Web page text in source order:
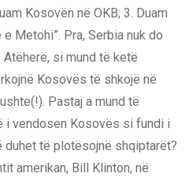
Kosovën në OKB; 3. Duam
Metohi”. Pra, Serbia nuk do
si mund të ketë
Kosovës të shkojë në
Pastaj a mund të
i vendosen Kosovës si fundi i
duhet të plotësojnë shqiptarët?
amerikan, Bill Klinton, në